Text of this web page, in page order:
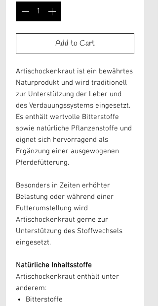
Add to Cart
Artischockenkraut ist ein bewährtes
Naturprodukt und wird traditionell
zur Unterstützung der Leber und
des Verdauungssystems eingesetzt.
Es enthält wertvolle Bitterstoffe
sowie natürliche Pflanzenstoffe und
eignet sich hervorragend als
Ergänzung einer ausgewogenen
Pferdefütterung.
Besonders in Zeiten erhöhter
Belastung oder während einer
Futterumstellung wird
Artischockenkraut gerne zur
Unterstützung des Stoffwechsels
eingesetzt.
Natürliche Inhaltsstoffe
Artischockenkraut enthält unter
anderem:
Bitterstoffe